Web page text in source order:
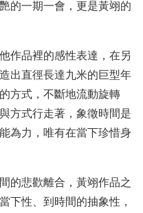
的一期一會，更是黃翊的
作品裡的感性表達，在另
出直徑長達九米的巨型年
方式，不斷地流動旋轉
方式行走著，象徵時間是
為力，唯有在當下珍惜身
的悲歡離合，黃翊作品之
下性、到時間的抽象性，